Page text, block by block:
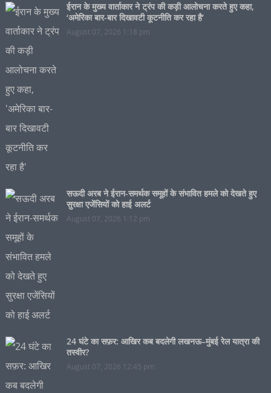
ईरान के मुख्य वार्ताकार ने ट्रंप की कड़ी आलोचना करते हुए कहा,
‘अमेरिका बार-बार दिखावटी कूटनीति कर रहा है’
August 07, 2026 1:18 pm
सऊदी अरब ने ईरान-समर्थक समूहों के संभावित हमले को देखते हुए
सुरक्षा एजेंसियों को हाई अलर्ट
August 07, 2026 1:12 pm
24 घंटे का सफ़र: आखिर कब बदलेगी लखनऊ–मुंबई रेल यात्रा की
तस्वीर?
August 07, 2026 12:45 pm